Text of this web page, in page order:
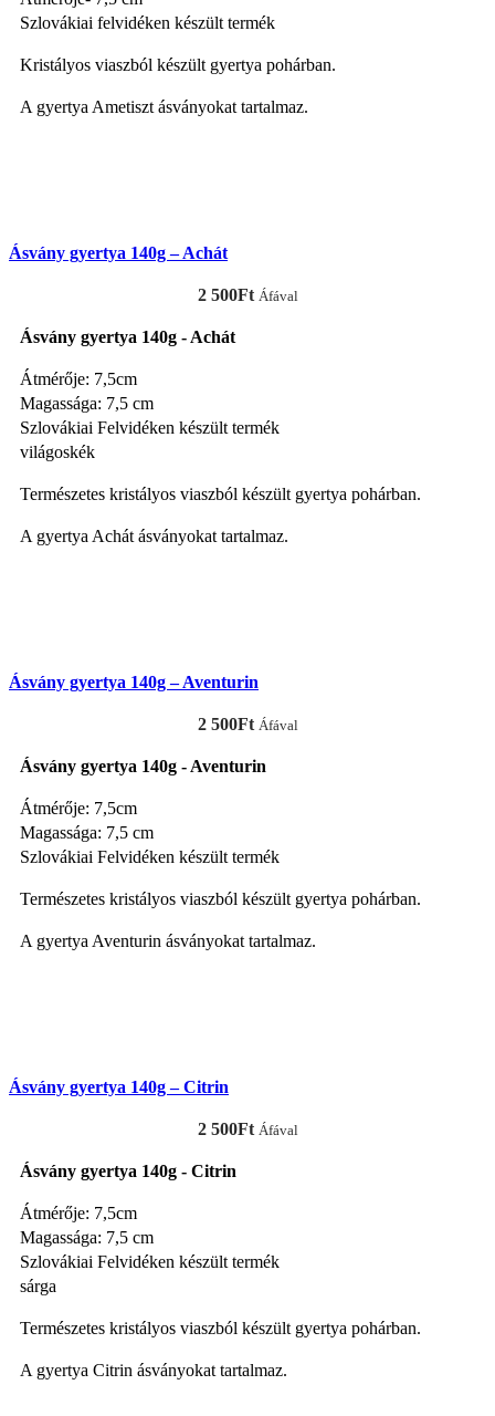
Szlovákiai felvidéken készült termék
Kristályos viaszból készült gyertya pohárban.
A gyertya Ametiszt ásványokat tartalmaz.
Ásvány gyertya 140g – Achát
2 500Ft Áfával
Ásvány gyertya 140g - Achát
Átmérője: 7,5cm
Magassága: 7,5 cm
Szlovákiai Felvidéken készült termék
világoskék
Természetes kristályos viaszból készült gyertya pohárban.
A gyertya Achát ásványokat tartalmaz.
Ásvány gyertya 140g – Aventurin
2 500Ft Áfával
Ásvány gyertya 140g - Aventurin
Átmérője: 7,5cm
Magassága: 7,5 cm
Szlovákiai Felvidéken készült termék
Természetes kristályos viaszból készült gyertya pohárban.
A gyertya Aventurin ásványokat tartalmaz.
Ásvány gyertya 140g – Citrin
2 500Ft Áfával
Ásvány gyertya 140g - Citrin
Átmérője: 7,5cm
Magassága: 7,5 cm
Szlovákiai Felvidéken készült termék
sárga
Természetes kristályos viaszból készült gyertya pohárban.
A gyertya Citrin ásványokat tartalmaz.